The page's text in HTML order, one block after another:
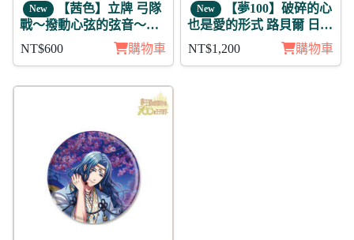
New 【茜色】立牌 弓隊
戰～撥動心弦的弦音～明
NT$600 購物車
New 【夢100】破碎的心
也是愛的形式 路貝爾 日覺
NT$1,200 購物車